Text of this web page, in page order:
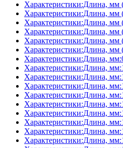
Характеристики:Длина, мм
Характеристики:Длина, мм
Характеристики:Длина, мм
Характеристики:Длина, мм
Характеристики:Длина, мм
Характеристики:Длина, мм
Характеристики:Длина,
Характеристики:Длина,
Характеристики:Длина,
Характеристики:Длина,
Характеристики:Длина,
Характеристики:Длина,
Характеристики:Длина,
Характеристики:Длина,
Характеристики:Длина,
Характеристики:Длина,